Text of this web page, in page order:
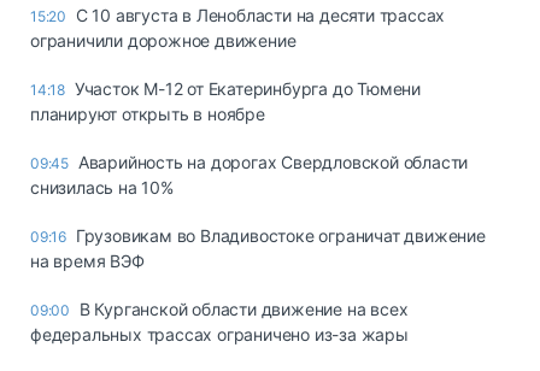
15:20
С 10 августа в Ленобласти на десяти трассах
ограничили дорожное движение
14:18 Участок М-12 от Екатеринбурга до Тюмени
планируют открыть в ноябре
09:45 Аварийность на дорогах Свердловской области
снизилась на 10%
09:16 Грузовикам во Владивостоке ограничат движение
на время ВЭФ
09:00
В Курганской области движение на всех
федеральных трассах ограничено из-за жары